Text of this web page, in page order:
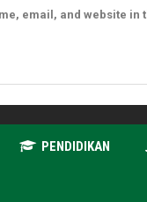
email, and website
PENDIDIKAN